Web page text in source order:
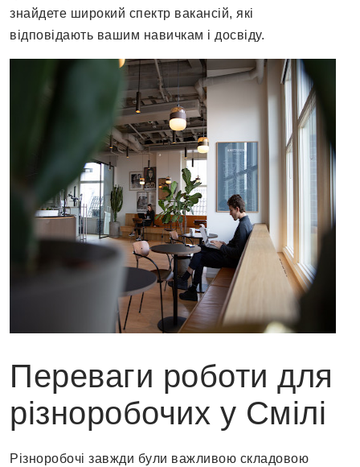
знайдете широкий спектр вакансій, які
відповідають вашим навичкам і досвіду.
Переваги роботи для
різноробочих у Смілі
Різноробочі завжди були важливою складовою